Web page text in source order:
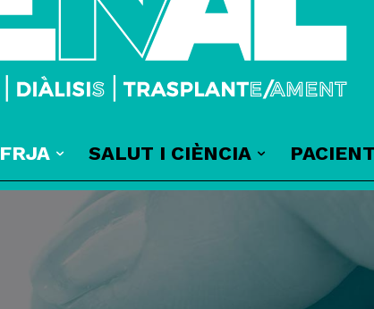
FRJA SALUT I CIÈNCIA PACIENT